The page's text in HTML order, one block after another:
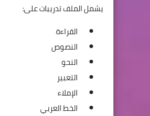
يشمل الملف تدريبات على:
القراءة
النصوص
النحو
التعبير
الإملاء
الخط العربي